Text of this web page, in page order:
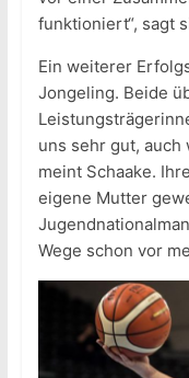
funktioniert“, sagt
Ein weiterer
Jongeling. Beide
uns sehr gut, auch
meint Schaake.
eigene Mutter
Wege schon vor